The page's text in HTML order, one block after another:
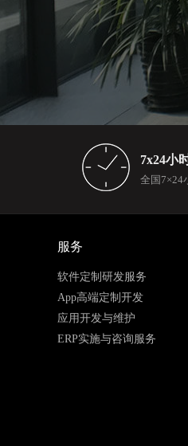
7x24小
全国7×24
服务
软件定制研发服务
App高端定制开发
应用开发与维护
ERP实施与咨询服务